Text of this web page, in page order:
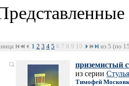
1 2 3 4 5 6 7 8 9 10 из 5 (по
приземистый
из серии Стулья
Тимофей